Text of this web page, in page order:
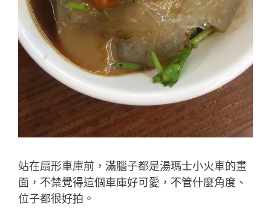
站在扇形車庫前，滿腦子都是湯瑪士小火車的畫
面，不禁覺得這個車庫好可愛，不管什麼角度、
位子都很好拍。